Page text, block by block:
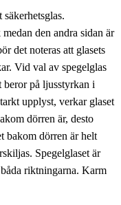
medan den andra sidan är
det noteras att glasets
Vid val av spegelglas
beror på ljusstyrkan i
upplyst, verkar glaset
dörren är, desto
bakom dörren är helt
Spegelglaset är
riktningarna. Karm